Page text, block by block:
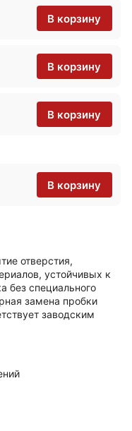
В корзину
В корзину
В корзину
В корзину
отверстия,
устойчивых к
без специального
замена пробки
заводским